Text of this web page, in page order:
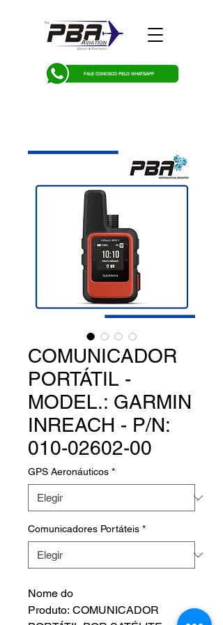
FALE CONOSCO PELO WHATSAPP
COMUNICADOR
PORTÁTIL -
MODEL.: GARMIN
INREACH - P/N:
010-02602-00
GPS Aeronáuticos *
Comunicadores Portáteis *
Nome do
Produto: COMUNICADOR